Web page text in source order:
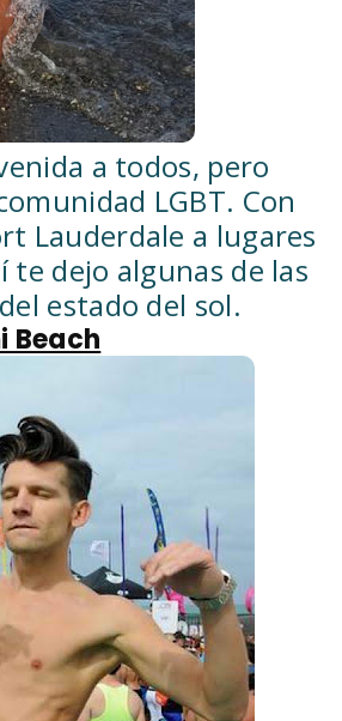
a todos, pero
LGBT. Con
Lauderdale a lugares
te dejo algunas de las
estado del sol.
Beach